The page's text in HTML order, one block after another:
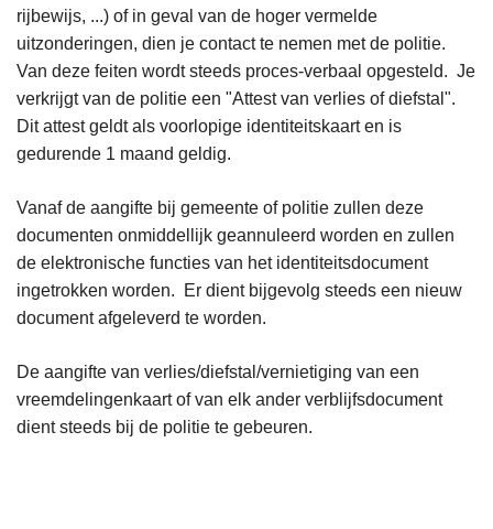
rijbewijs, ...) of in geval van de hoger vermelde
uitzonderingen, dien je contact te nemen met de politie.
Van deze feiten wordt steeds proces-verbaal opgesteld. Je
verkrijgt van de politie een "Attest van verlies of diefstal".
Dit attest geldt als voorlopige identiteitskaart en is
gedurende 1 maand geldig.
Vanaf de aangifte bij gemeente of politie zullen deze
documenten onmiddellijk geannuleerd worden en zullen
de elektronische functies van het identiteitsdocument
ingetrokken worden. Er dient bijgevolg steeds een nieuw
document afgeleverd te worden.
De aangifte van verlies/diefstal/vernietiging van een
vreemdelingenkaart of van elk ander verblijfsdocument
dient steeds bij de politie te gebeuren.